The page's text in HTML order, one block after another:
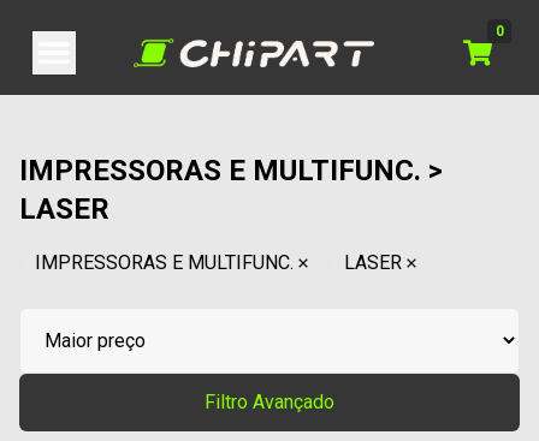
0
IMPRESSORAS E MULTIFUNC. >
LASER
IMPRESSORAS E MULTIFUNC. LASER
Filtro Avançado